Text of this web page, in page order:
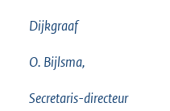
Dijkgraaf
O. Bijlsma,
Secretaris-directeur